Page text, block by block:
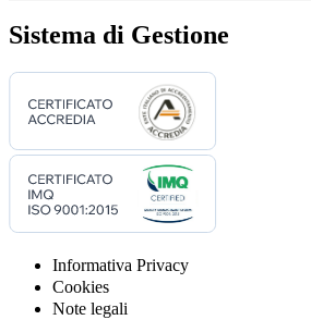
Sistema di Gestione
Informativa Privacy
Cookies
Note legali